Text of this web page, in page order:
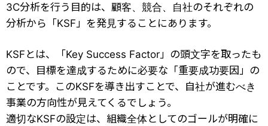
3C分析を行う目的は、顧客、競合、自社のそれぞれの
分析から「KSF」を発見することにあります。
KSFとは、「Key Success Factor」の頭文字を取ったも
ので、目標を達成するために必要な「重要成功要因」の
ことです。このKSFを導き出すことで、自社が進むべき
事業の方向性が見えてくるでしょう。
適切なKSFの設定は、組織全体としてのゴールが明確に